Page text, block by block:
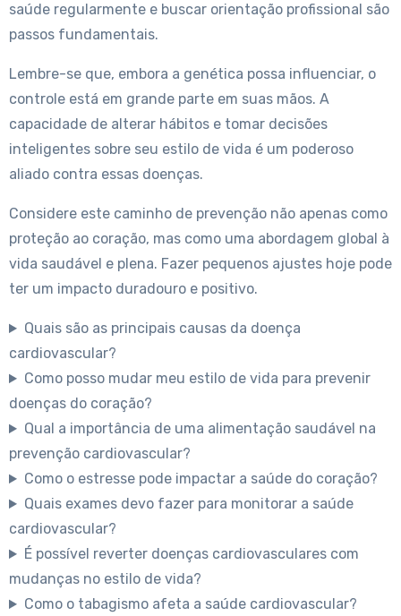
saúde regularmente e buscar orientação profissional são
passos fundamentais.
Lembre-se que, embora a genética possa influenciar, o
controle está em grande parte em suas mãos. A
capacidade de alterar hábitos e tomar decisões
inteligentes sobre seu estilo de vida é um poderoso
aliado contra essas doenças.
Considere este caminho de prevenção não apenas como
proteção ao coração, mas como uma abordagem global à
vida saudável e plena. Fazer pequenos ajustes hoje pode
ter um impacto duradouro e positivo.
Quais são as principais causas da doença
cardiovascular?
Como posso mudar meu estilo de vida para prevenir
doenças do coração?
Qual a importância de uma alimentação saudável na
prevenção cardiovascular?
Como o estresse pode impactar a saúde do coração?
Quais exames devo fazer para monitorar a saúde
cardiovascular?
É possível reverter doenças cardiovasculares com
mudanças no estilo de vida?
Como o tabagismo afeta a saúde cardiovascular?